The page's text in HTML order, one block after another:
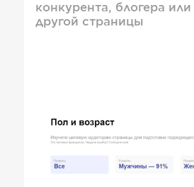
конкурента, блогера
другой страницы